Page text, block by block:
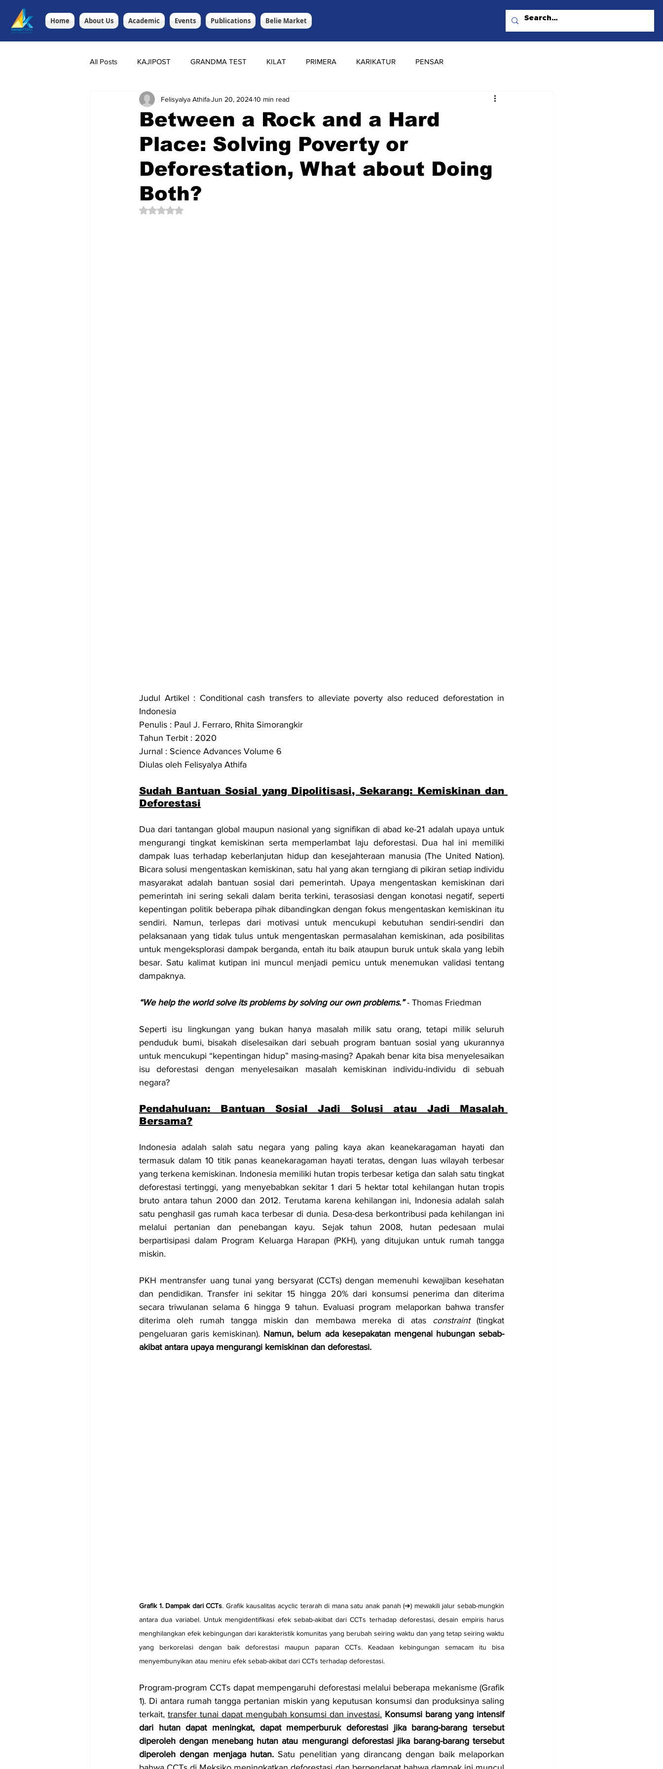
Home About Us Academic Events Publications Belie Market
All Posts KAJIPOST GRANDMA TEST KILAT PRIMERA KARIKATUR PENSAR
Between a Rock and a Hard
Place: Solving Poverty or
Deforestation, What about Doing
Both?
Felisyalya AthifaJun 20, 202410 min read
Rated NaN out of 5 stars.
Judul Artikel : Conditional cash transfers to alleviate poverty also reduced deforestation in
Indonesia
Penulis : Paul J. Ferraro, Rhita Simorangkir
Tahun Terbit : 2020
Jurnal : Science Advances Volume 6
Diulas oleh Felisyalya Athifa
Sudah Bantuan Sosial yang Dipolitisasi, Sekarang: Kemiskinan dan
Deforestasi
Dua dari tantangan global maupun nasional yang signifikan di abad ke-21 adalah upaya untuk
mengurangi tingkat kemiskinan serta memperlambat laju deforestasi. Dua hal ini memiliki
dampak luas terhadap keberlanjutan hidup dan kesejahteraan manusia (The United Nation).
Bicara solusi mengentaskan kemiskinan, satu hal yang akan terngiang di pikiran setiap individu
masyarakat adalah bantuan sosial dari pemerintah. Upaya mengentaskan kemiskinan dari
pemerintah ini sering sekali dalam berita terkini, terasosiasi dengan konotasi negatif, seperti
kepentingan politik beberapa pihak dibandingkan dengan fokus mengentaskan kemiskinan itu
sendiri. Namun, terlepas dari motivasi untuk mencukupi kebutuhan sendiri-sendiri dan
pelaksanaan yang tidak tulus untuk mengentaskan permasalahan kemiskinan, ada posibilitas
untuk mengeksplorasi dampak berganda, entah itu baik ataupun buruk untuk skala yang lebih
besar. Satu kalimat kutipan ini muncul menjadi pemicu untuk menemukan validasi tentang
dampaknya.
“We help the world solve its problems by solving our own problems.” - Thomas Friedman
Seperti isu lingkungan yang bukan hanya masalah milik satu orang, tetapi milik seluruh
penduduk bumi, bisakah diselesaikan dari sebuah program bantuan sosial yang ukurannya
untuk mencukupi “kepentingan hidup” masing-masing? Apakah benar kita bisa menyelesaikan
isu deforestasi dengan menyelesaikan masalah kemiskinan individu-individu di sebuah
negara?
Pendahuluan: Bantuan Sosial Jadi Solusi atau Jadi Masalah
Bersama?
Indonesia adalah salah satu negara yang paling kaya akan keanekaragaman hayati dan
termasuk dalam 10 titik panas keanekaragaman hayati teratas, dengan luas wilayah terbesar
yang terkena kemiskinan. Indonesia memiliki hutan tropis terbesar ketiga dan salah satu tingkat
deforestasi tertinggi, yang menyebabkan sekitar 1 dari 5 hektar total kehilangan hutan tropis
bruto antara tahun 2000 dan 2012. Terutama karena kehilangan ini, Indonesia adalah salah
satu penghasil gas rumah kaca terbesar di dunia. Desa-desa berkontribusi pada kehilangan ini
melalui pertanian dan penebangan kayu. Sejak tahun 2008, hutan pedesaan mulai
berpartisipasi dalam Program Keluarga Harapan (PKH), yang ditujukan untuk rumah tangga
miskin.
PKH mentransfer uang tunai yang bersyarat (CCTs) dengan memenuhi kewajiban kesehatan
dan pendidikan. Transfer ini sekitar 15 hingga 20% dari konsumsi penerima dan diterima
secara triwulanan selama 6 hingga 9 tahun. Evaluasi program melaporkan bahwa transfer
diterima oleh rumah tangga miskin dan membawa mereka di atas constraint (tingkat
pengeluaran garis kemiskinan). Namun, belum ada kesepakatan mengenai hubungan sebab-
akibat antara upaya mengurangi kemiskinan dan deforestasi.
Grafik 1. Dampak dari CCTs. Grafik kausalitas acyclic terarah di mana satu anak panah (➔) mewakili jalur sebab-mungkin
antara dua variabel. Untuk mengidentifikasi efek sebab-akibat dari CCTs terhadap deforestasi, desain empiris harus
menghilangkan efek kebingungan dari karakteristik komunitas yang berubah seiring waktu dan yang tetap seiring waktu
yang berkorelasi dengan baik deforestasi maupun paparan CCTs. Keadaan kebingungan semacam itu bisa
menyembunyikan atau meniru efek sebab-akibat dari CCTs terhadap deforestasi.
Program-program CCTs dapat mempengaruhi deforestasi melalui beberapa mekanisme (Grafik
1). Di antara rumah tangga pertanian miskin yang keputusan konsumsi dan produksinya saling
terkait, transfer tunai dapat mengubah konsumsi dan investasi. Konsumsi barang yang intensif
dari hutan dapat meningkat, dapat memperburuk deforestasi jika barang-barang tersebut
diperoleh dengan menebang hutan atau mengurangi deforestasi jika barang-barang tersebut
diperoleh dengan menjaga hutan. Satu penelitian yang dirancang dengan baik melaporkan